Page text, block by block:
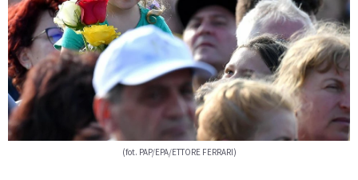
(fot. PAP/EPA/ETTORE FERRARI)